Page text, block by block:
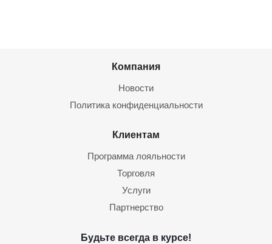
Компания
Новости
Политика конфиденциальности
Клиентам
Программа лояльности
Торговля
Услуги
Партнерство
Будьте всегда в курсе!